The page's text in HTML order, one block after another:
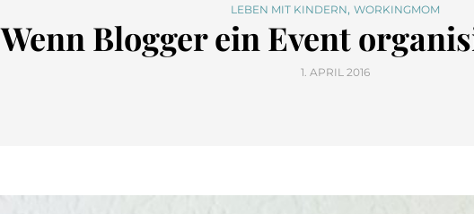
LEBEN MIT KINDERN, WORKINGMOM
Wenn Blogger ein Event
1. APRIL 2016